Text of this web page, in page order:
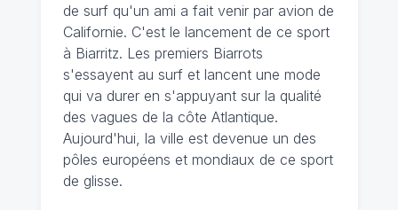
de surf qu'un ami a fait venir par avion de
Californie. C'est le lancement de ce sport
à Biarritz. Les premiers Biarrots
s'essayent au surf et lancent une mode
qui va durer en s'appuyant sur la qualité
des vagues de la côte Atlantique.
Aujourd'hui, la ville est devenue un des
pôles européens et mondiaux de ce sport
de glisse.